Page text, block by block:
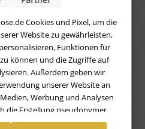
Cookies und Pixel, um die
Website zu gewährleisten,
Funktionen für
können und die Zugriffe auf
Außerdem geben wir
unserer Website an
Werbung und Analysen
die Erstellung pseudonymer
Partner (Google Advertising